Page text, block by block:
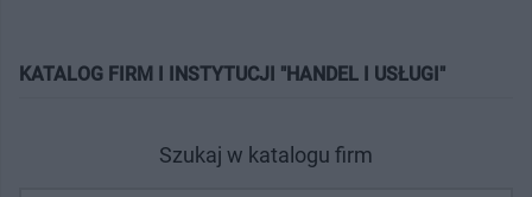
KATALOG FIRM I INSTYTUCJI "HANDEL I USŁUGI"
Szukaj w katalogu firm